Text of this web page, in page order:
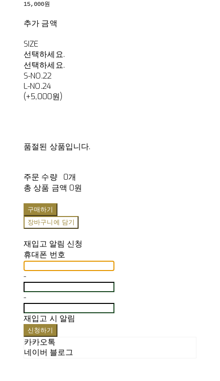
15,000원
추가 금액
SIZE
선택하세요.
선택하세요.
S-NO.22
L-NO.24
(+5,000원)
품절된 상품입니다.
주문 수량
0개
총 상품 금액 0원
구매하기
장바구니에 담기
재입고 알림 신청
휴대폰 번호
-
-
재입고 시 알림
신청하기
카카오톡
네이버 블로그